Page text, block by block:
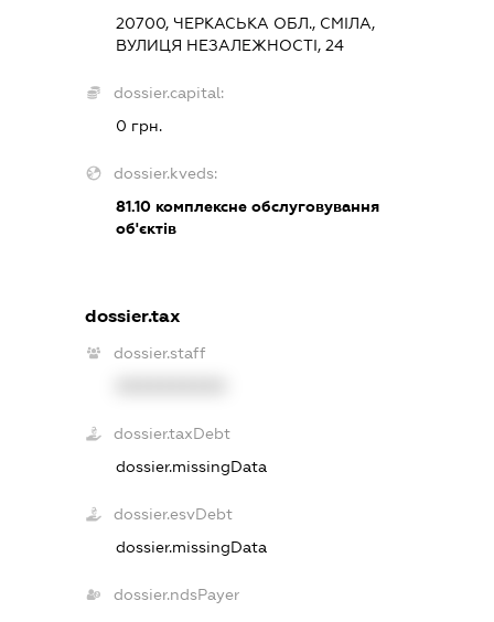
20700, ЧЕРКАСЬКА ОБЛ., СМІЛА,
ВУЛИЦЯ НЕЗАЛЕЖНОСТІ, 24
dossier.capital:
0 грн.
dossier.kveds:
81.10комплексне обслуговування
об'єктів
dossier.tax
dossier.staff
dossier.taxDebt
dossier.missingData
dossier.esvDebt
dossier.missingData
dossier.ndsPayer